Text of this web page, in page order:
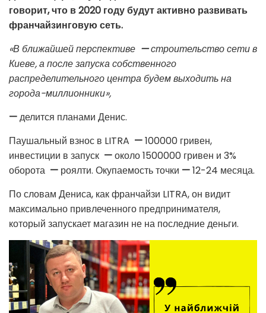
говорит, что в 2020 году будут активно развивать
франчайзинговую сеть.
«В ближайшей перспективе —строительство сети в
Киеве, а после запуска собственного
распределительного центра будем выходить на
города-миллионники»,
—делится планами Денис.
Паушальный взнос в LITRA —100000 гривен,
инвестиции в запуск —около 1500000 гривен и 3%
оборота — роялти. Окупаемость точки —12-24 месяца.
По словам Дениса, как франчайзи LITRA, он видит
максимально привлеченного предпринимателя,
который запускает магазин не на последние деньги.